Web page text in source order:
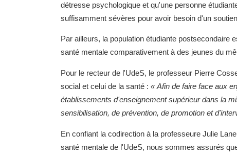
détresse psychologique et qu'une personne
suffisamment sévères pour avoir besoin d'un
Par ailleurs, la population étudiante postsecondaire
santé mentale comparativement à des jeunes du
Pour le recteur de l'UdeS, le professeur Pierre
social et celui de la santé : « Afin de faire face aux
établissements d'enseignement supérieur dans la
sensibilisation, de prévention, de promotion et
En confiant la codirection à la professeure Julie
santé mentale de l'UdeS, nous sommes assurés